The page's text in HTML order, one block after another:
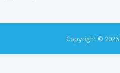
Copyright © 2026